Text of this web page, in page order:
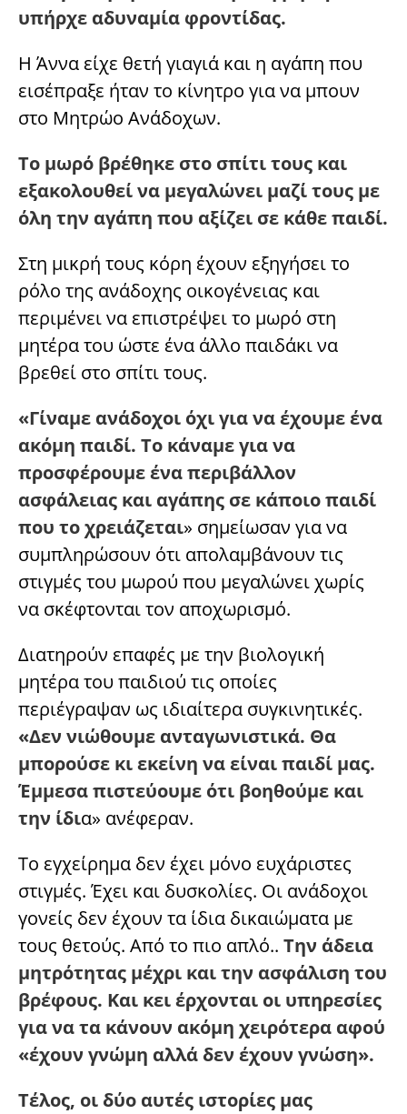
υπήρχε αδυναμία φροντίδας.
Η Άννα είχε θετή γιαγιά και η αγάπη που
εισέπραξε ήταν το κίνητρο για να μπουν
στο Μητρώο Ανάδοχων.
Το μωρό βρέθηκε στο σπίτι τους και
εξακολουθεί να μεγαλώνει μαζί τους με
όλη την αγάπη που αξίζει σε κάθε παιδί.
Στη μικρή τους κόρη έχουν εξηγήσει το
ρόλο της ανάδοχης οικογένειας και
περιμένει να επιστρέψει το μωρό στη
μητέρα του ώστε ένα άλλο παιδάκι να
βρεθεί στο σπίτι τους.
«Γίναμε ανάδοχοι όχι για να έχουμε ένα
ακόμη παιδί. Το κάναμε για να
προσφέρουμε ένα περιβάλλον
ασφάλειας και αγάπης σε κάποιο παιδί
που το χρειάζεται» σημείωσαν για να
συμπληρώσουν ότι απολαμβάνουν τις
στιγμές του μωρού που μεγαλώνει χωρίς
να σκέφτονται τον αποχωρισμό.
Διατηρούν επαφές με την βιολογική
μητέρα του παιδιού τις οποίες
περιέγραψαν ως ιδιαίτερα συγκινητικές.
«Δεν νιώθουμε ανταγωνιστικά. Θα
μπορούσε κι εκείνη να είναι παιδί μας.
Έμμεσα πιστεύουμε ότι βοηθούμε και
την ίδια» ανέφεραν.
Το εγχείρημα δεν έχει μόνο ευχάριστες
στιγμές. Έχει και δυσκολίες. Οι ανάδοχοι
γονείς δεν έχουν τα ίδια δικαιώματα με
τους θετούς. Από το πιο απλό.. Την άδεια
μητρότητας μέχρι και την ασφάλιση του
βρέφους. Και κει έρχονται οι υπηρεσίες
για να τα κάνουν ακόμη χειρότερα αφού
«έχουν γνώμη αλλά δεν έχουν γνώση».
Τέλος, οι δύο αυτές ιστορίες μας